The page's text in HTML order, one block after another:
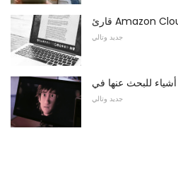
جديد وتالي
جديد وتالي